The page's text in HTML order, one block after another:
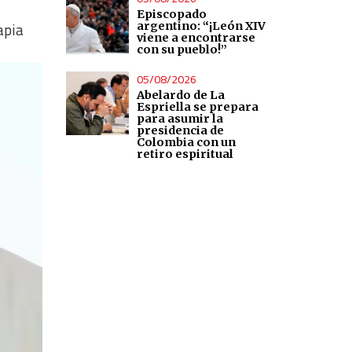
Episcopado
argentino: “¡León XIV
viene a encontrarse
con su pueblo!”
05/08/2026
Abelardo de La
Espriella se prepara
para asumir la
presidencia de
Colombia con un
retiro espiritual